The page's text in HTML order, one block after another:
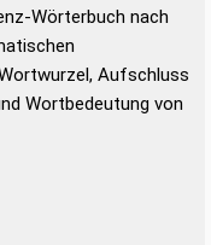
Wörterbuch nach
Aufschluss
Wortbedeutung von